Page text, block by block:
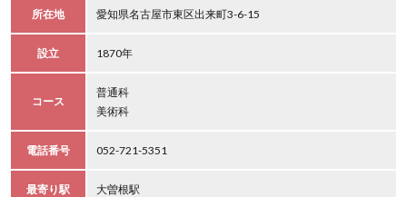
所在地 愛知県名古屋市東区出来町3-6-15
設立 1870年
コース
普通科
美術科
電話番号 052-721-5351
最寄り駅 大曽根駅